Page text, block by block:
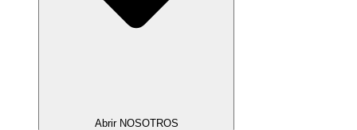
Abrir NOSOTROS